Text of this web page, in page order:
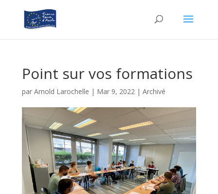
Point sur vos formations
par Arnold Larochelle | Mar 9, 2022| Archivé